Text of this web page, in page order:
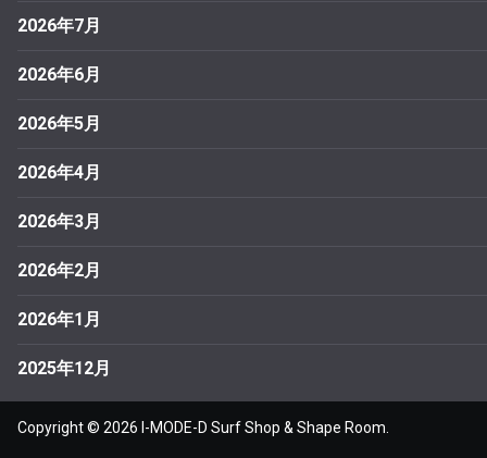
2026年7月
2026年6月
2026年5月
2026年4月
2026年3月
2026年2月
2026年1月
2025年12月
Copyright © 2026 I-MODE-D Surf Shop & Shape Room